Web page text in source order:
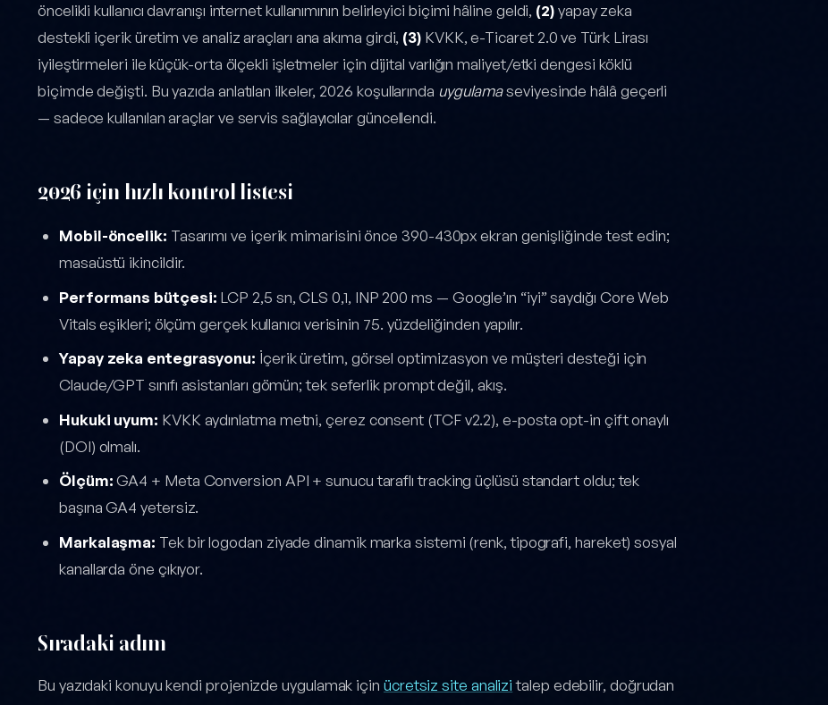
öncelikli kullanıcı davranışı internet kullanımının belirleyici biçimi hâline geldi, (2)yapay zeka
destekli içerik üretim ve analiz araçları ana akıma girdi, (3) KVKK, e-Ticaret 2.0 ve Türk Lirası
iyileştirmeleri ile küçük-orta ölçekli işletmeler için dijital varlığın maliyet/etki dengesi köklü
biçimde değişti. Bu yazıda anlatılan ilkeler, 2026 koşullarında uygulamaseviyesinde hâlâ geçerli
— sadece kullanılan araçlar ve servis sağlayıcılar güncellendi.
2026 için hızlı kontrol listesi
Mobil-öncelik: Tasarımı ve içerik mimarisini önce 390-430px ekran genişliğinde test edin;
masaüstü ikincildir.
Performans bütçesi: LCP 2,5 sn, CLS 0,1, INP 200 ms — Google’ın “iyi” saydığı Core Web
Vitals eşikleri; ölçüm gerçek kullanıcı verisinin 75. yüzdeliğinden yapılır.
Yapay zeka entegrasyonu: İçerik üretim, görsel optimizasyon ve müşteri desteği için
Claude/GPT sınıfı asistanları gömün; tek seferlik prompt değil, akış.
Hukuki uyum: KVKK aydınlatma metni, çerez consent (TCF v2.2), e-posta opt-in çift onaylı
(DOI) olmalı.
Ölçüm:GA4 + Meta Conversion API + sunucu taraflı tracking üçlüsü standart oldu; tek
başına GA4 yetersiz.
Markalaşma: Tek bir logodan ziyade dinamik marka sistemi (renk, tipografi, hareket) sosyal
kanallarda öne çıkıyor.
Sıradaki adım
Bu yazıdaki konuyu kendi projenizde uygulamak için ücretsiz site analizitalep edebilir, doğrudan